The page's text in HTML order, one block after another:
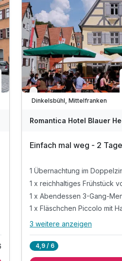
Verfügbar bis Dezember
Dinkelsbühl, Mittelfranken
Romantica Hotel Blauer
Einfach mal
1 Übernachtung im
1 x reichhaltiges Frühstück
1 x Abendessen 3-Gang-
1 x Fläschchen Piccolo mit
Alle Inklusivleistungen
3 weitere anzeigen
4,9 / 6